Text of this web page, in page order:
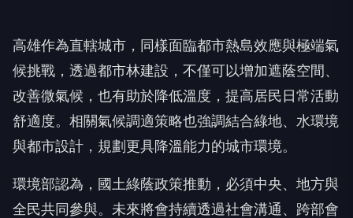
高雄作為直轄城市，同樣面臨都市熱島效應與極端氣
候挑戰，透過都市林建設，不僅可以增加遮蔭空間、
改善微氣候，也有助於降低溫度，提高居民日常活動
舒適度。相關氣候調適策略也強調結合綠地、水環境
與都市設計，規劃更具降溫能力的城市環境。
環境部認為，國土綠蔭政策推動，必須中央、地方與
全民共同參與。未來將會持續透過社會溝通、跨部會